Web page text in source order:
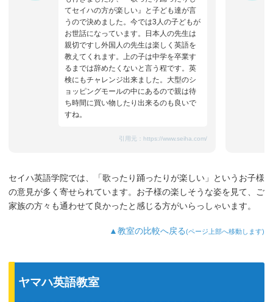
てセイハの方が楽しい』と子ども達が言
うので決めました。今では3人の子どもが
お世話になっています。日本人の先生は
親切ですし外国人の先生は楽しく英語を
教えてくれます。上の子は中学を卒業す
るまでは辞めたくないと言う程です。英
検にもチャレンジ出来ました。大型のシ
ョッピングモールの中にあるので親は待
ち時間に買い物したり出来るのも良いで
すね。
引用元： https://www.seiha.com/
セイハ英語学院では、「歌ったり踊ったりが楽しい」というお子様
の意見が多く寄せられています。お子様の楽しそうな姿を見て、ご
家族の方々も通わせて良かったと感じる方がいらっしゃいます。
▲教室の比較へ戻る(ページ上部へ移動します)
ヤマハ英語教室